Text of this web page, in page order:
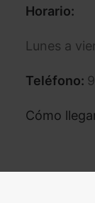
Horario:
Lunes a
Teléfono:
Cómo